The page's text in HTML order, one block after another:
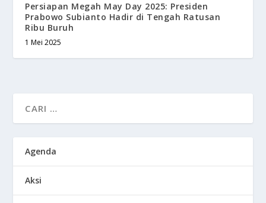
Persiapan Megah May Day 2025: Presiden
Prabowo Subianto Hadir di Tengah Ratusan
Ribu Buruh
1 Mei 2025
Agenda
Aksi